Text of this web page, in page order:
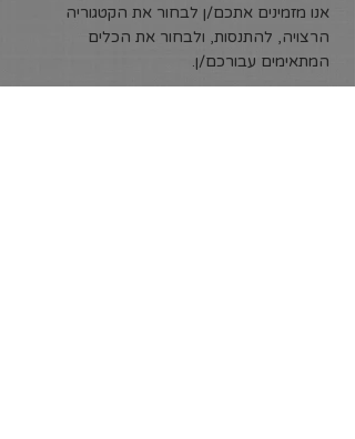
אנו מזמינים אתכם/ן לבחור את הקטגוריה
הרצויה, להתנסות, ולבחור את הכלים
המתאימים עבורכם/ן.